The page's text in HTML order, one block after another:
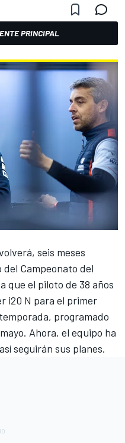
PRINCIPAL
seis meses
Campeonato del
que el piloto de 38 años
i20 N para el primer
programado
Ahora, el equipo ha
seguirán sus planes.